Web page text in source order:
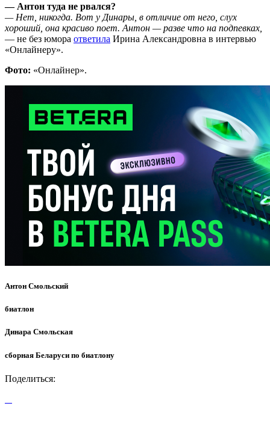
— Антон туда не рвался?
— Нет, никогда. Вот у Динары, в отличие от него, слух
хороший, она красиво поет. Антон — разве что на подпевках,
— не без юмора ответила Ирина Александровна в интервью
«Онлайнеру».
Фото: «Онлайнер».
Антон Смольский
биатлон
Динара Смольская
сборная Беларуси по биатлону
Поделиться: